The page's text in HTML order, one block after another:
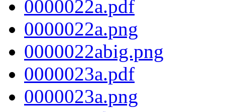
0000022a.pdf
0000022a.png
0000022abig.png
0000023a.pdf
0000023a.png